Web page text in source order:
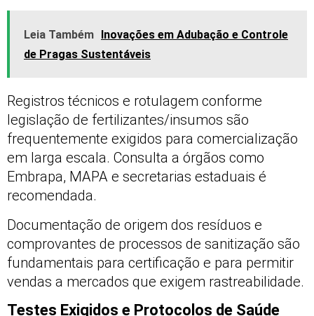
Leia Também
Inovações em Adubação e Controle
de Pragas Sustentáveis
Registros técnicos e rotulagem conforme
legislação de fertilizantes/insumos são
frequentemente exigidos para comercialização
em larga escala. Consulta a órgãos como
Embrapa, MAPA e secretarias estaduais é
recomendada.
Documentação de origem dos resíduos e
comprovantes de processos de sanitização são
fundamentais para certificação e para permitir
vendas a mercados que exigem rastreabilidade.
Testes Exigidos e Protocolos de Saúde